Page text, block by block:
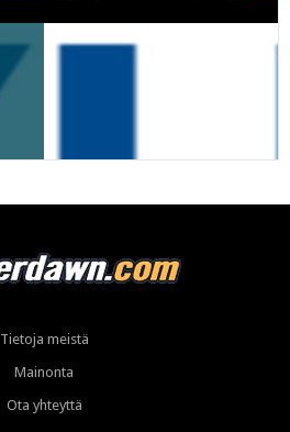
Tietoja meistä
Mainonta
Ota yhteyttä